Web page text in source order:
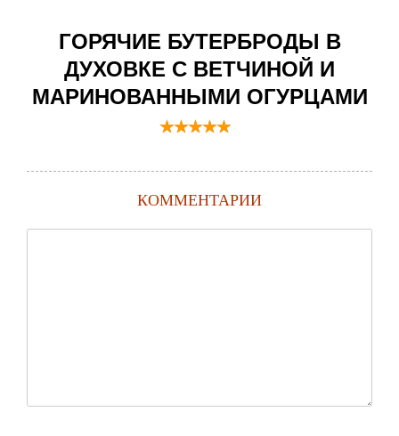
ГОРЯЧИЕ БУТЕРБРОДЫ В
ДУХОВКЕ С ВЕТЧИНОЙ И
МАРИНОВАННЫМИ ОГУРЦАМИ
КОММЕНТАРИИ